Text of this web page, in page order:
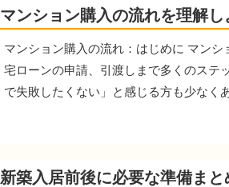
マンション購入の流れを理解
マンション購入の流れ：はじめに マン
宅ローンの申請、引渡しまで多くのステ
で失敗したくない」と感じる方も少なく
新築入居前後に必要な準備ま